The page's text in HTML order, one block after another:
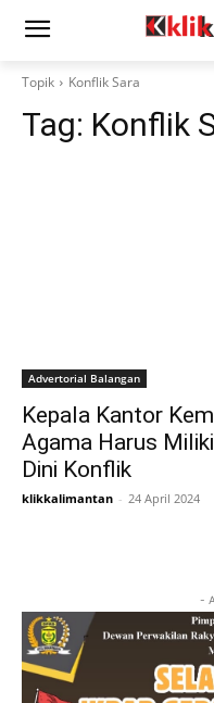
Topik Konflik Sara
Tag: Konflik
Advertorial Balangan
Kepala Kantor
Agama Harus
Dini Konflik
klikkalimantan - 24 April 2024
-